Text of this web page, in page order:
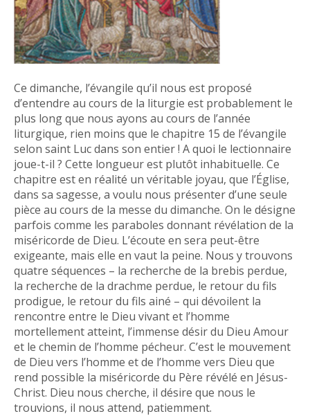
Ce dimanche, l’évangile qu’il nous est proposé
d’entendre au cours de la liturgie est probablement le
plus long que nous ayons au cours de l’année
liturgique, rien moins que le chapitre 15 de l’évangile
selon saint Luc dans son entier ! A quoi le lectionnaire
joue-t-il ? Cette longueur est plutôt inhabituelle. Ce
chapitre est en réalité un véritable joyau, que l’Église,
dans sa sagesse, a voulu nous présenter d’une seule
pièce au cours de la messe du dimanche. On le désigne
parfois comme les paraboles donnant révélation de la
miséricorde de Dieu. L’écoute en sera peut-être
exigeante, mais elle en vaut la peine. Nous y trouvons
quatre séquences – la recherche de la brebis perdue,
la recherche de la drachme perdue, le retour du fils
prodigue, le retour du fils ainé – qui dévoilent la
rencontre entre le Dieu vivant et l’homme
mortellement atteint, l’immense désir du Dieu Amour
et le chemin de l’homme pécheur. C’est le mouvement
de Dieu vers l’homme et de l’homme vers Dieu que
rend possible la miséricorde du Père révélé en Jésus-
Christ. Dieu nous cherche, il désire que nous le
trouvions, il nous attend, patiemment.